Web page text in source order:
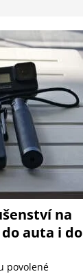
na
auta i do
povolené